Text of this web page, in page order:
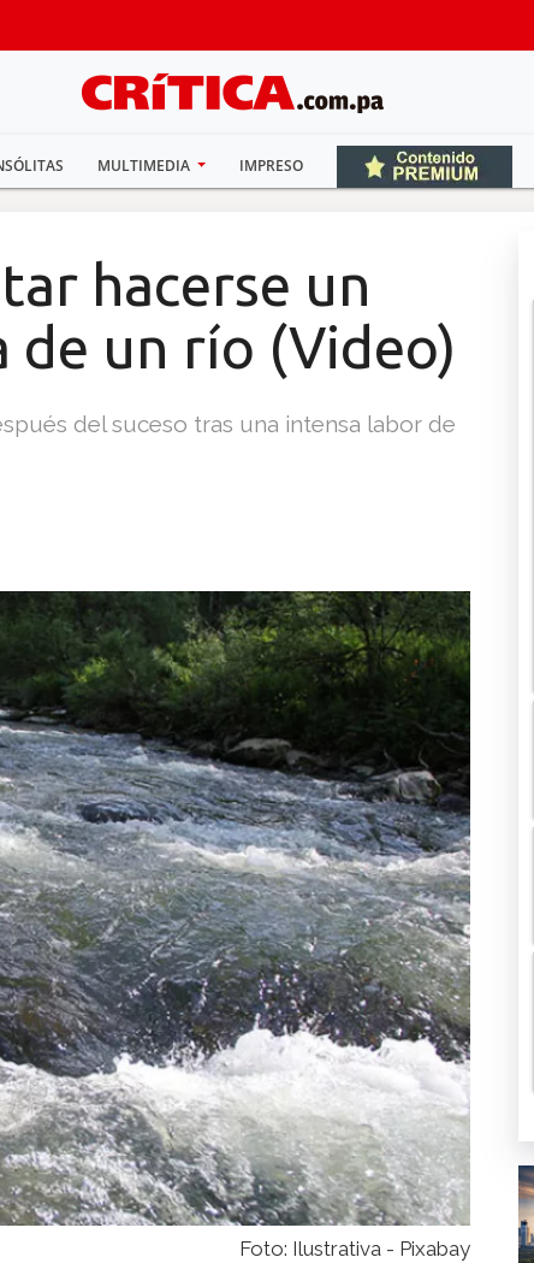
MULTIMEDIA IMPRESO
hacerse un
un río (Video)
del suceso tras una intensa labor de
Foto: Ilustrativa - Pixabay